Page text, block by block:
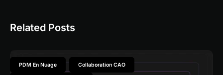
Related Posts
PDM En Nuage Collaboration CAO